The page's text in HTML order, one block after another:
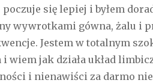
się lepiej i byłem
wywrotkami gówna, żalu i
Jestem w totalnym
wiem jak działa układ
i nienawiści za darmo nie